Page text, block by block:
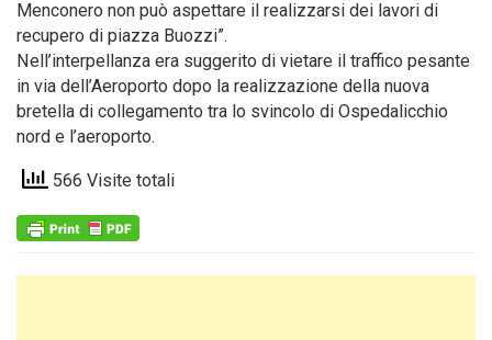
Menconero non può aspettare il realizzarsi dei lavori di
recupero di piazza Buozzi”.
Nell’interpellanza era suggerito di vietare il traffico pesante
in via dell’Aeroporto dopo la realizzazione della nuova
bretella di collegamento tra lo svincolo di Ospedalicchio
nord e l’aeroporto.
566 Visite totali